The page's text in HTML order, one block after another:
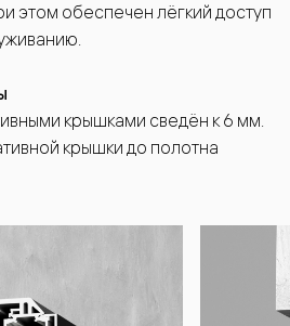
этом обеспечен лёгкий доступ
крышками сведён к 6 мм.
крышки до полотна